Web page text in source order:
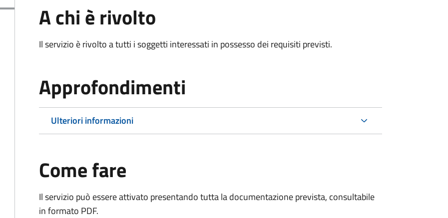
A chi è rivolto
Il servizio è rivolto a tutti i soggetti interessati in possesso dei requisiti previsti.
Approfondimenti
Ulteriori informazioni
Come fare
Il servizio può essere attivato presentando tutta la documentazione prevista, consultabile
in formato PDF.